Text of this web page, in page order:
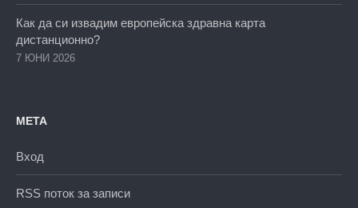
Как да си извадим европейска здравна карта
дистанционно?
7 ЮНИ 2026
МЕТА
Вход
RSS поток за записи